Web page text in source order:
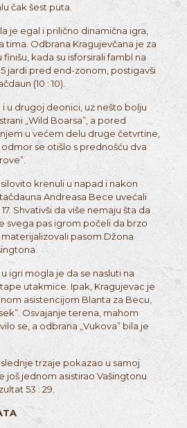
čak šest puta.
je egal i prilično dinamična igra,
tima. Odbrana Kragujevčana je za
kada su isforsirali fambl na
jardi pred end-zonom, postigavši
(10 : 10).
i u drugoj deonici, uz nešto bolju
„Wild Boarsa”, a pored
u većem delu druge četvrtine,
odmor se otišlo s prednošću dva
krenuli u napad i nakon
Andreasa Bece uvećali
Shvativši da više nemaju šta da
svega pas igrom počeli da brzo
materijalizovali pasom Džona
igri mogla je da se nasluti na
utakmice. Ipak, Kragujevac je
asistencijom Blanta za Becu,
Osvajanje terena, mahom
se, a odbrana „Vukova” bila je
trzaje pokazao u samoj
još jednom asistirao Vašingtonu
53 : 29.